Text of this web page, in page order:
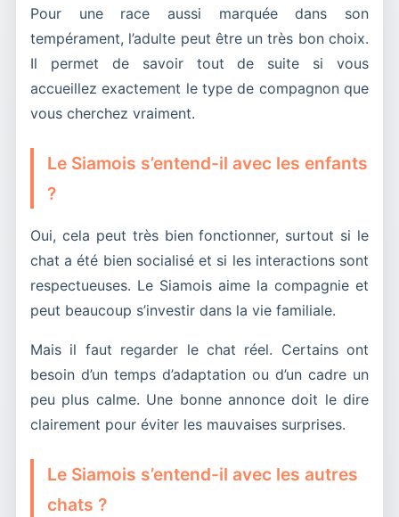
Pour une race aussi marquée dans son
tempérament, l’adulte peut être un très bon choix.
Il permet de savoir tout de suite si vous
accueillez exactement le type de compagnon que
vous cherchez vraiment.
Le Siamois s’entend-il avec les enfants
?
Oui, cela peut très bien fonctionner, surtout si le
chat a été bien socialisé et si les interactions sont
respectueuses. Le Siamois aime la compagnie et
peut beaucoup s’investir dans la vie familiale.
Mais il faut regarder le chat réel. Certains ont
besoin d’un temps d’adaptation ou d’un cadre un
peu plus calme. Une bonne annonce doit le dire
clairement pour éviter les mauvaises surprises.
Le Siamois s’entend-il avec les autres
chats ?